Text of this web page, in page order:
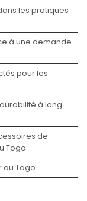
les pratiques
à une demande
pour les
à long
de
Togo
au Togo